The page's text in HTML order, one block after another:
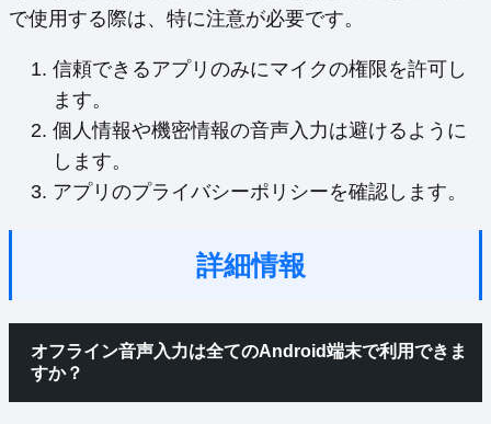
で使用する際は、特に注意が必要です。
信頼できるアプリのみにマイクの権限を許可し
ます。
個人情報や機密情報の音声入力は避けるように
します。
アプリのプライバシーポリシーを確認します。
詳細情報
オフライン音声入力は全てのAndroid端末で利用できま
すか？